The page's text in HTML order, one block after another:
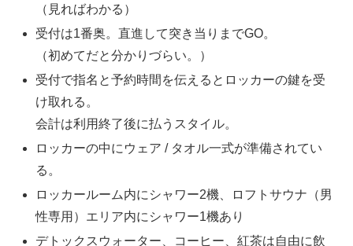
（見ればわかる）
受付は1番奥。直進して突き当りまでGO。
（初めてだと分かりづらい。）
受付で指名と予約時間を伝えるとロッカーの鍵を受
け取れる。
会計は利用終了後に払うスタイル。
ロッカーの中にウェア / タオル一式が準備されてい
る。
ロッカールーム内にシャワー2機、ロフトサウナ（男
性専用）エリア内にシャワー1機あり
デトックスウォーター、コーヒー、紅茶は自由に飲